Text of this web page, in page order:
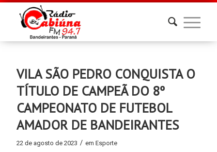
VILA SÃO PEDRO CONQUISTA O
TÍTULO DE CAMPEÃ DO 8º
CAMPEONATO DE FUTEBOL
AMADOR DE BANDEIRANTES
22 de agosto de 2023 / em Esporte